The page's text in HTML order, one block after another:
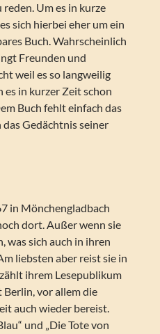
Um es in kurze
sich hierbei eher um ein
Buch. Wahrscheinlich
Freunden und
weil es so langweilig
es in kurzer Zeit schon
Buch fehlt einfach das
das Gedächtnis seiner
in Mönchengladbach
dort. Außer wenn sie
was sich auch in ihren
liebsten aber reist sie in
ihrem Lesepublikum
vor allem die
auch wieder bereist.
und „Die Tote von